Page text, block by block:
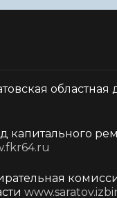
областная
капитального